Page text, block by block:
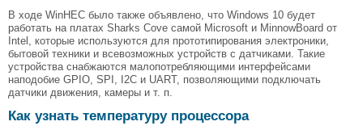
В ходе WinHEC было также объявлено, что Windows 10 будет
работать на платах Sharks Cove самой Microsoft и MinnowBoard от
Intel, которые используются для прототипирования электроники,
бытовой техники и всевозможных устройств с датчиками. Такие
устройства снабжаются малопотребляющими интерфейсами
наподобие GPIO, SPI, I2C и UART, позволяющими подключать
датчики движения, камеры и т. п.
Как узнать температуру процессора